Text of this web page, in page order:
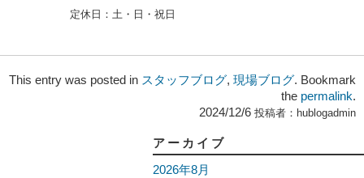
定休日： 土・日・祝日
This entry was posted in スタッフブログ, 現場ブログ. Bookmark
the permalink.
2024/12/6 投稿者： hublogadmin
アーカイブ
2026年8月